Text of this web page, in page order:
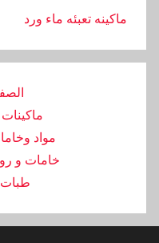
ماكينه تعبئه ماء ورد
ماكينات
مواد
خامات و